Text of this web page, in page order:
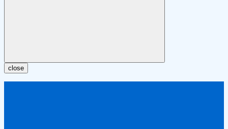
close